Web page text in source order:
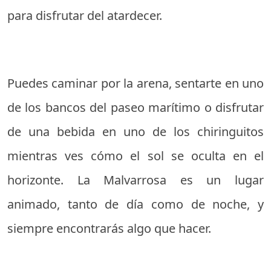
para disfrutar del atardecer.
Puedes caminar por la arena, sentarte en uno
de los bancos del paseo marítimo o disfrutar
de una bebida en uno de los chiringuitos
mientras ves cómo el sol se oculta en el
horizonte. La Malvarrosa es un lugar
animado, tanto de día como de noche, y
siempre encontrarás algo que hacer.